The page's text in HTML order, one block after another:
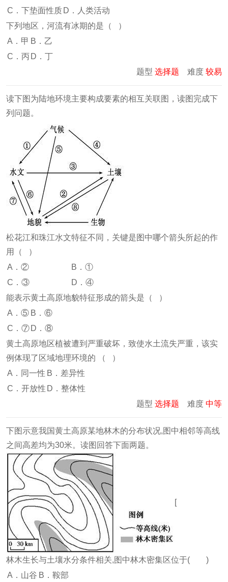
C．下垫面性质 D．人类活动
下列地区，河流有冰期的是（ ）
A．甲 B．乙
C．丙 D．丁
题型 选择题 难度 较易
读下图为陆地环境主要构成要素的相互关联图，读图完成下
列问题。
松花江和珠江水文特征不同，关键是图中哪个箭头所起的作
用（ ）
A．②
B．①
C．③
D．④
能表示黄土高原地貌特征形成的箭头是（ ）
A．⑤ B．⑥
C．⑦ D．⑧
黄土高原地区植被遭到严重破坏，致使水土流失严重，该实
例体现了区域地理环境的 （ ）
A．同一性 B．差异性
C．开放性 D．整体性
题型 选择题 难度 中等
下图示意我国黄土高原某地林木的分布状况,图中相邻等高线
之间高差均为30米。读图回答下面两题。
[
林木生长与土壤水分条件相关,图中林木密集区位于( )
A．山谷 B．鞍部